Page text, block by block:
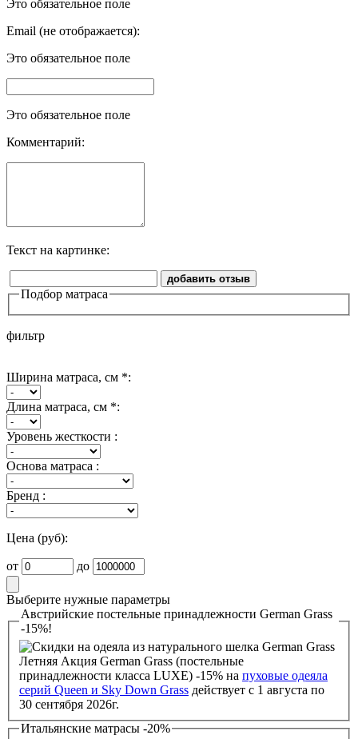
Это обязательное поле
Email (не отображается):
Это обязательное поле
Это обязательное поле
Комментарий:
Текст на картинке:
добавить отзыв
Подбор матраса
фильтр
Ширина матраса, см *:
Длина матраса, см *:
Уровень жесткости :
Основа матраса :
Бренд :
Цена (руб):
от до
Выберите нужные параметры
Австрийские постельные принадлежности German Grass
-15%!
Летняя Акция German Grass (постельные
принадлежности класса LUXE) -15% на пуховые одеяла
серий Queen и Sky Down Grass действует с 1 августа по
30 сентября 2026г.
Итальянские матрасы -20%